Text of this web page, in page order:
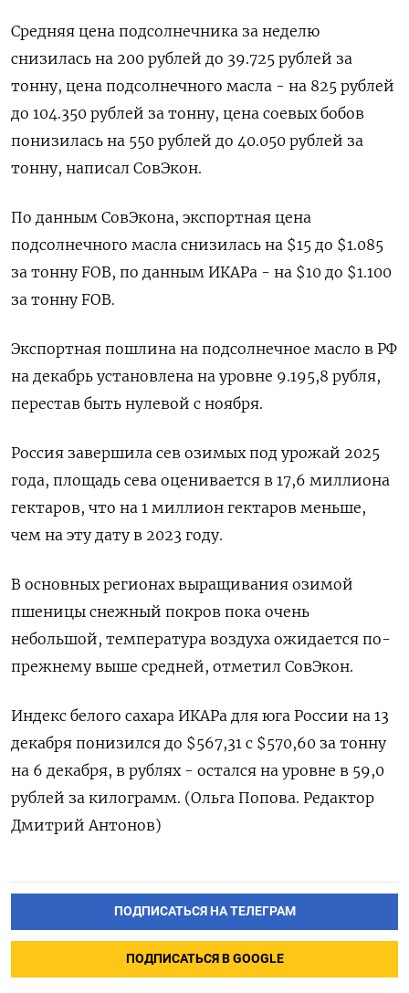
Средняя цена подсолнечника за неделю
снизилась на 200 рублей до 39.725 рублей за
тонну, цена подсолнечного масла - на 825 рублей
до 104.350 рублей за тонну, цена соевых бобов
понизилась на 550 рублей до 40.050 рублей за
тонну, написал СовЭкон.
По данным СовЭкона, экспортная цена
подсолнечного масла снизилась на $15 до $1.085
за тонну FOB, по данным ИКАРа - на $10 до $1.100
за тонну FOB.
Экспортная пошлина на подсолнечное масло в РФ
на декабрь установлена на уровне 9.195,8 рубля,
перестав быть нулевой с ноября.
Россия завершила сев озимых под урожай 2025
года, площадь сева оценивается в 17,6 миллиона
гектаров, что на 1 миллион гектаров меньше,
чем на эту дату в 2023 году.
В основных регионах выращивания озимой
пшеницы снежный покров пока очень
небольшой, температура воздуха ожидается по-
прежнему выше средней, отметил СовЭкон.
Индекс белого сахара ИКАРа для юга России на 13
декабря понизился до $567,31 с $570,60 за тонну
на 6 декабря, в рублях - остался на уровне в 59,0
рублей за килограмм. (Ольга Попова. Редактор
Дмитрий Антонов)
ПОДПИСАТЬСЯ НА ТЕЛЕГРАМ
ПОДПИСАТЬСЯ В GOOGLE